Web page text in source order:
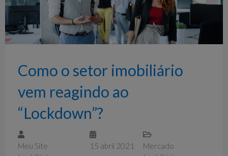
Como o setor imobiliário
vem reagindo ao
“Lockdown”?
Meu Site
15 abril 2021
Mercado